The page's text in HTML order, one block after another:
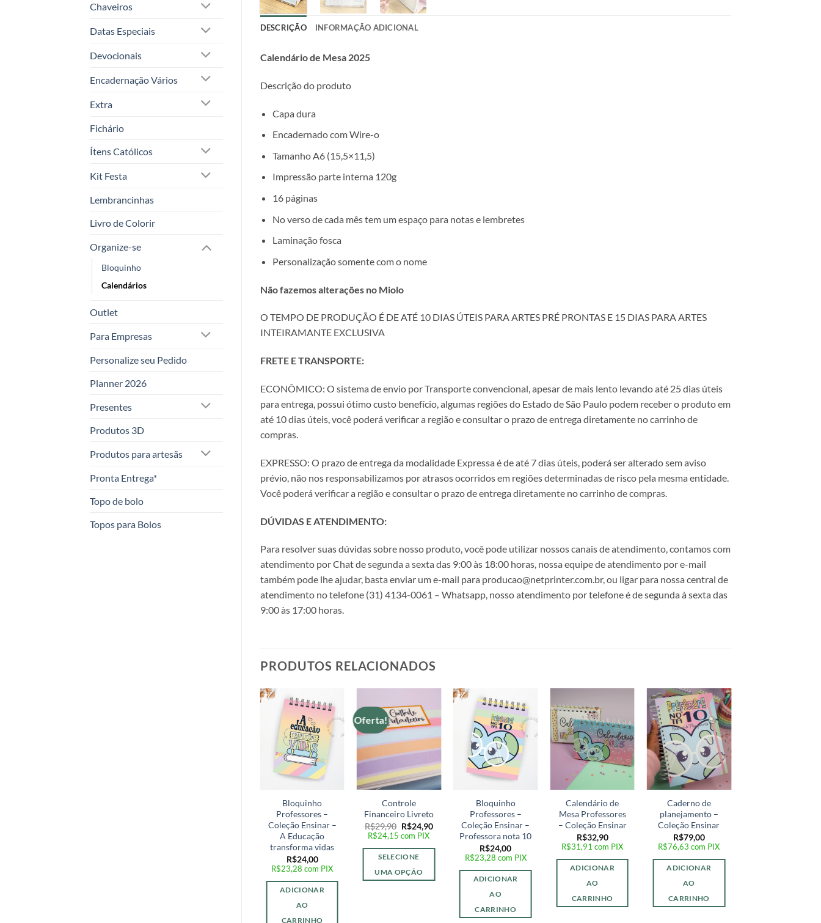
Chaveiros
Datas Especiais
Devocionais
Encadernação Vários
Extra
Fichário
Ítens Católicos
Kit Festa
Lembrancinhas
Livro de Colorir
Organize-se
Bloquinho
Calendários
Outlet
Para Empresas
Personalize seu Pedido
Planner 2026
Presentes
Produtos 3D
Produtos para artesãs
Pronta Entrega*
Topo de bolo
Topos para Bolos
DESCRIÇÃO INFORMAÇÃO ADICIONAL
Calendário de Mesa 2025
Descrição do produto
Capa dura
Encadernado com Wire-o
Tamanho A6 (15,5×11,5)
Impressão parte interna 120g
16 páginas
No verso de cada mês tem um espaço para notas e lembretes
Laminação fosca
Personalização somente com o nome
Não fazemos alterações no Miolo
O TEMPO DE PRODUÇÃO É DE ATÉ 10 DIAS ÚTEIS PARA ARTES PRÉ PRONTAS E 15 DIAS PARA ARTES
INTEIRAMANTE EXCLUSIVA
FRETE E TRANSPORTE:
ECONÔMICO: O sistema de envio por Transporte convencional, apesar de mais lento levando até 25 dias úteis
para entrega, possui ótimo custo benefício, algumas regiões do Estado de São Paulo podem receber o produto em
até 10 dias úteis, você poderá verificar a região e consultar o prazo de entrega diretamente no carrinho de
compras.
EXPRESSO: O prazo de entrega da modalidade Expressa é de até 7 dias úteis, poderá ser alterado sem aviso
prévio, não nos responsabilizamos por atrasos ocorridos em regiões determinadas de risco pela mesma entidade.
Você poderá verificar a região e consultar o prazo de entrega diretamente no carrinho de compras.
DÚVIDAS E ATENDIMENTO:
Para resolver suas dúvidas sobre nosso produto, você pode utilizar nossos canais de atendimento, contamos com
atendimento por Chat de segunda a sexta das 9:00 às 18:00 horas, nossa equipe de atendimento por e-mail
também pode lhe ajudar, basta enviar um e-mail para producao@netprinter.com.br, ou ligar para nossa central de
atendimento no telefone (31) 4134-0061 – Whatsapp, nosso atendimento por telefone é de segunda à sexta das
9:00 às 17:00 horas.
PRODUTOS RELACIONADOS
Adicionar
a lista de
desejos
Bloquinho
Professores –
Coleção Ensinar –
A Educação
transforma vidas
R$24,00
R$23,28 com PIX
ADICIONAR
AO
CARRINHO
Oferta!
Adicionar
a lista de
desejos
Controle
Financeiro Livreto
R$29,90 O
preço
era:
R$29,90.
R$24,90O
é:
R$24,90.
R$24,15 com PIX
SELECIONE
UMA OPÇÃO
Adicionar
a lista de
desejos
Bloquinho
Professores –
Coleção Ensinar –
Professora nota 10
R$24,00
R$23,28 com PIX
ADICIONAR
AO
CARRINHO
Adicionar
a lista de
desejos
Calendário de
Mesa Professores
– Coleção Ensinar
R$32,90
R$31,91 com PIX
ADICIONAR
AO
CARRINHO
Adicionar
a lista de
desejos
Caderno de
planejamento –
Coleção Ensinar
R$79,00
R$76,63 com PIX
ADICIONAR
AO
CARRINHO